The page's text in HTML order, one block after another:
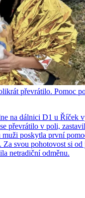
převrátilo. Pomoc
na dálnici D1 u Říček
převrátilo v poli,
poskytla první
svou pohotovost si od
netradiční odměnu.